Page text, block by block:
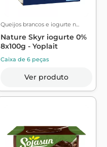
Queijos brancos e iogurte n...
Nature Skyr iogurte 0%
8x100g - Yoplait
Caixa de 6 peças
Ver produto